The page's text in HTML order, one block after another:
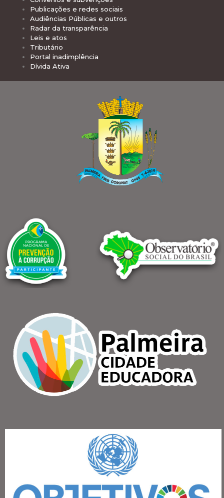
Publicações e redes sociais
Audiências Públicas e outros
Radar da transparência
Leis e atos
Tributário
Portal inadimplência
Dívida Ativa